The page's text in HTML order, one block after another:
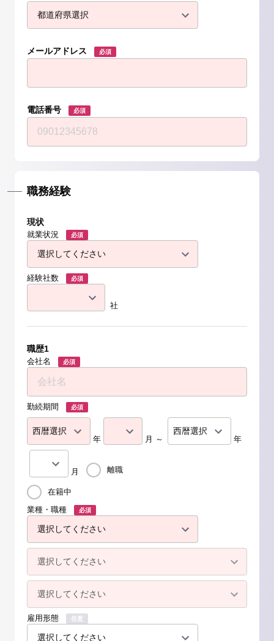
メールアドレス 必須
電話番号 必須
職務経験
現状
就業状況 必須
経験社数 必須
社
職歴1
会社名 必須
勤続期間 必須
年 月 ～ 年
月 離職
在籍中
業種・職種
必須
雇用形態 任意